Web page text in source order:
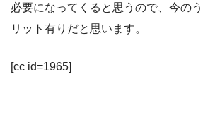
必要になってくると思うので、今の
リット有りだと思います。
[cc id=1965]